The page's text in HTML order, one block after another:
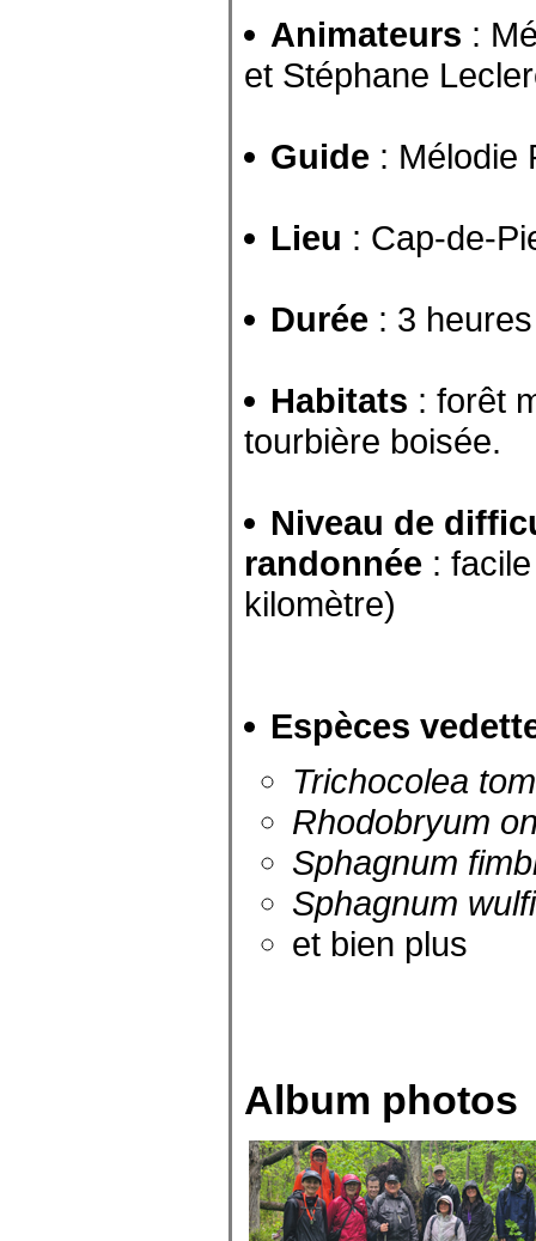
Animateurs :
et Stéphane
Guide : Mélodie
Lieu : Cap-de-
Durée : 3 heures
Habitats : forêt
tourbière boisée.
Niveau de
randonnée :
kilomètre)
Espèces
Trichocolea
Rhodobryum
Sphagnum
Sphagnum
et bien plus
Album photos